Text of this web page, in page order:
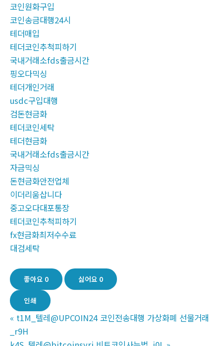
코인원화구입
코인송금대행24시
테더매입
테더코인추척피하기
국내거래소fds출금시간
핑오다믹싱
테더개인거래
usdc구입대행
검돈현금화
테더코인세탁
테더현금화
국내거래소fds출금시간
자금믹싱
돈현금화안전업체
이더리움삽니다
중고오다대포통장
테더코인추척피하기
fx현금화최저수수료
대검세탁
좋아요 0 싫어요 0
인쇄
« t1M_텔레@UPCOIN24 코인전송대행 가상화폐 선물거래
_r9H